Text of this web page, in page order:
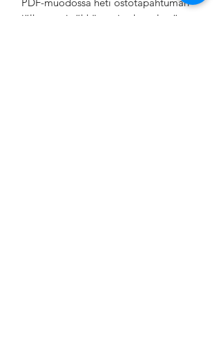
jälkeen tai sähköpostin yhteydessä.